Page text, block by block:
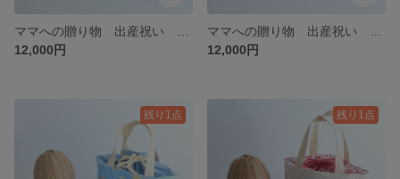
12,000円
12,000円
残り1点 残り1点